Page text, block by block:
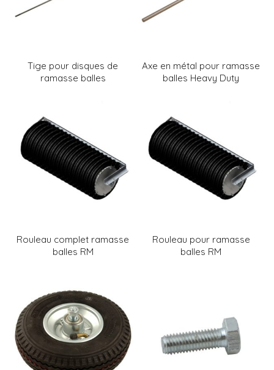
Tige pour disques de
ramasse balles
Axe en métal pour ramasse
balles Heavy Duty
Rouleau complet ramasse
balles RM
Rouleau pour ramasse
balles RM